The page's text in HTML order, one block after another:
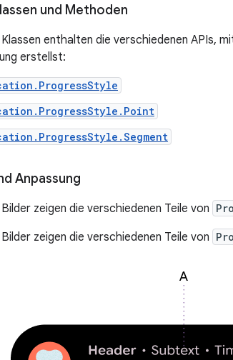
und Methoden
enthalten die verschiedenen APIs,
erstellst:
Anpassung
zeigen die verschiedenen Teile von
zeigen die verschiedenen Teile von